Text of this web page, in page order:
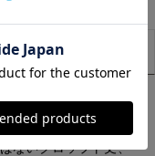
購入レビュー
フィット感ですっき
ないクロップト丈、